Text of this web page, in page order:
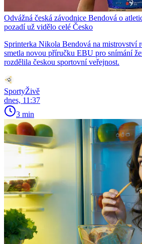
Odvážná česká závodnice Bendová o
pozadí už vidělo celé Česko
Sprinterka Nikola Bendová na mistrovství
smetla novou příručku EBU pro snímání
rozdělila českou sportovní veřejnost.
SportyŽivě
dnes, 11:37
3 min